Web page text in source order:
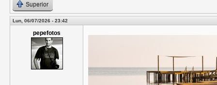
Superior
Lun, 06/07/2026 - 23:42
pepefotos